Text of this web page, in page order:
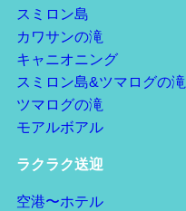
スミロン島
カワサンの滝
キャニオニング
スミロン島&ツマログの滝
ツマログの滝
モアルボアル
ラクラク送迎
空港〜ホテル